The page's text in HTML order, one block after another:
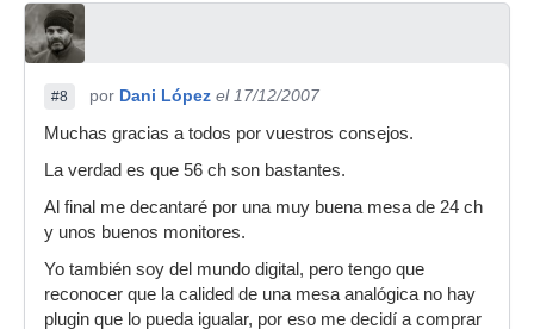
#8 por Dani López el 17/12/2007
Muchas gracias a todos por vuestros consejos.
La verdad es que 56 ch son bastantes.
Al final me decantaré por una muy buena mesa de 24 ch
y unos buenos monitores.
Yo también soy del mundo digital, pero tengo que
reconocer que la calided de una mesa analógica no hay
plugin que lo pueda igualar, por eso me decidí a comprar